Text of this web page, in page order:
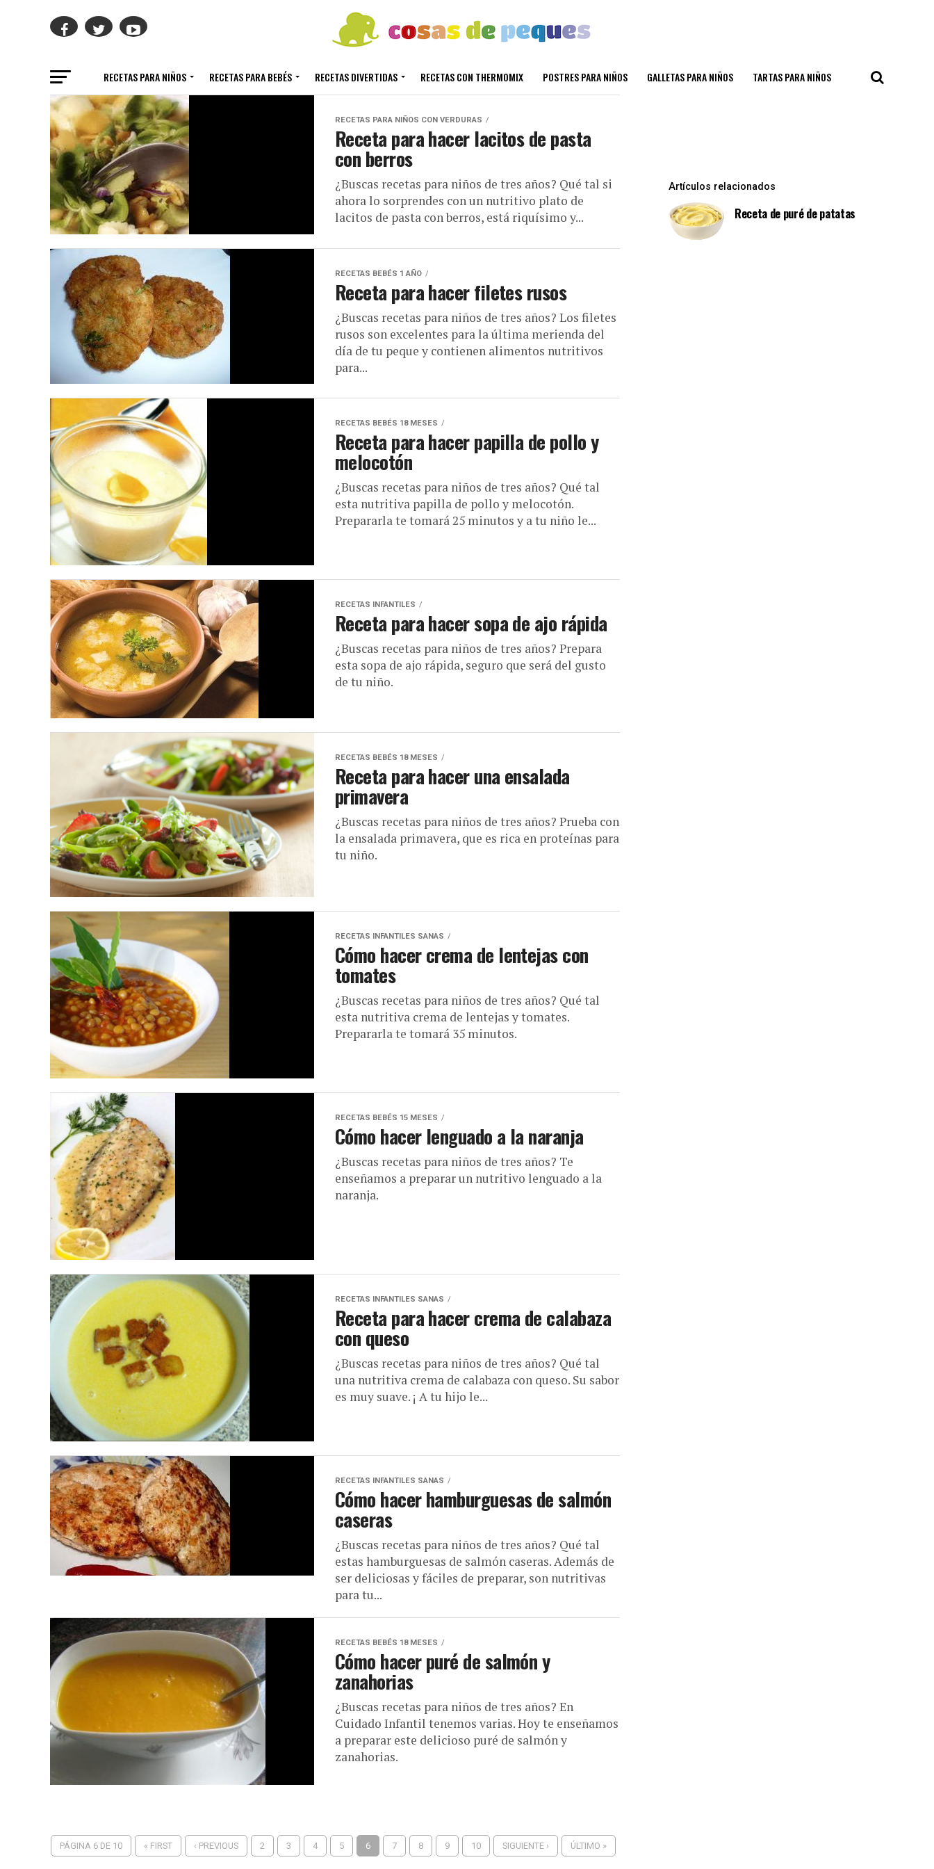
RECETAS PARA NIÑOS RECETAS PARA BEBÉS RECETAS DIVERTIDAS RECETAS CON THERMOMIX POSTRES PARA NIÑOS GALLETAS PARA NIÑOS TARTAS PARA NIÑOS
RECETAS PARA NIÑOS CON VERDURAS
Receta para hacer lacitos de pasta
con berros
¿Buscas recetas para niños de tres años? Qué tal si
ahora lo sorprendes con un nutritivo plato de
lacitos de pasta con berros, está riquísimo y...
RECETAS BEBÉS 1 AÑO
Receta para hacer filetes rusos
¿Buscas recetas para niños de tres años? Los filetes
rusos son excelentes para la última merienda del
día de tu peque y contienen alimentos nutritivos
para...
RECETAS BEBÉS 18 MESES
Receta para hacer papilla de pollo y
melocotón
¿Buscas recetas para niños de tres años? Qué tal
esta nutritiva papilla de pollo y melocotón.
Prepararla te tomará 25 minutos y a tu niño le...
RECETAS INFANTILES
Receta para hacer sopa de ajo rápida
¿Buscas recetas para niños de tres años? Prepara
esta sopa de ajo rápida, seguro que será del gusto
de tu niño.
RECETAS BEBÉS 18 MESES
Receta para hacer una ensalada
primavera
¿Buscas recetas para niños de tres años? Prueba con
la ensalada primavera, que es rica en proteínas para
tu niño.
RECETAS INFANTILES SANAS
Cómo hacer crema de lentejas con
tomates
¿Buscas recetas para niños de tres años? Qué tal
esta nutritiva crema de lentejas y tomates.
Prepararla te tomará 35 minutos.
RECETAS BEBÉS 15 MESES
Cómo hacer lenguado a la naranja
¿Buscas recetas para niños de tres años? Te
enseñamos a preparar un nutritivo lenguado a la
naranja.
RECETAS INFANTILES SANAS
Receta para hacer crema de calabaza
con queso
¿Buscas recetas para niños de tres años? Qué tal
una nutritiva crema de calabaza con queso. Su sabor
es muy suave. ¡ A tu hijo le...
RECETAS INFANTILES SANAS
Cómo hacer hamburguesas de salmón
caseras
¿Buscas recetas para niños de tres años? Qué tal
estas hamburguesas de salmón caseras. Además de
ser deliciosas y fáciles de preparar, son nutritivas
para tu...
RECETAS BEBÉS 18 MESES
Cómo hacer puré de salmón y
zanahorias
¿Buscas recetas para niños de tres años? En
Cuidado Infantil tenemos varias. Hoy te enseñamos
a preparar este delicioso puré de salmón y
zanahorias.
PÁGINA 6 DE 10 « FIRST ‹ PREVIOUS 2 3 4 5 6 7 8 9 10 SIGUIENTE › ÚLTIMO »
Artículos relacionados
Receta de puré de patatas